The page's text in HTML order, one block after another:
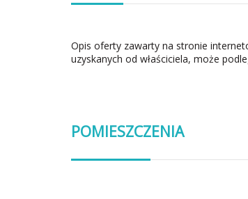
Opis oferty zawarty na stronie
uzyskanych od właściciela, może
POMIESZCZENIA